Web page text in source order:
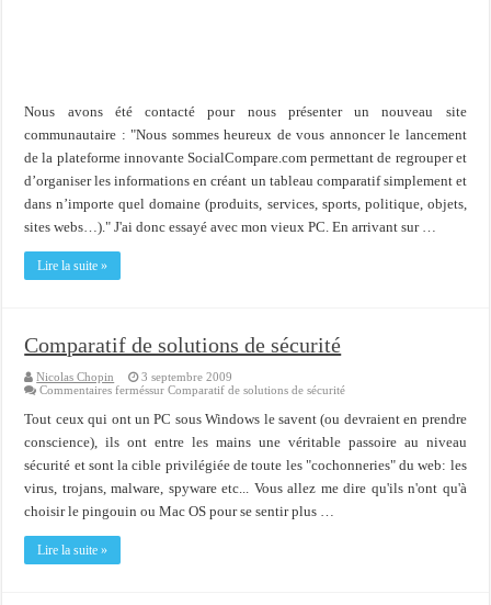
Nous avons été contacté pour nous présenter un nouveau site
communautaire : "Nous sommes heureux de vous annoncer le lancement
de la plateforme innovante SocialCompare.com permettant de regrouper et
d’organiser les informations en créant un tableau comparatif simplement et
dans n’importe quel domaine (produits, services, sports, politique, objets,
sites webs…)." J'ai donc essayé avec mon vieux PC. En arrivant sur …
Lire la suite »
Comparatif de solutions de sécurité
Nicolas Chopin
3 septembre 2009
Commentaires ferméssur Comparatif de solutions de sécurité
Tout ceux qui ont un PC sous Windows le savent (ou devraient en prendre
conscience), ils ont entre les mains une véritable passoire au niveau
sécurité et sont la cible privilégiée de toute les "cochonneries" du web: les
virus, trojans, malware, spyware etc... Vous allez me dire qu'ils n'ont qu'à
choisir le pingouin ou Mac OS pour se sentir plus …
Lire la suite »